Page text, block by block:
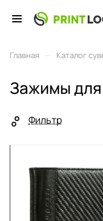
Главная Каталог
Зажимы
Фильтр